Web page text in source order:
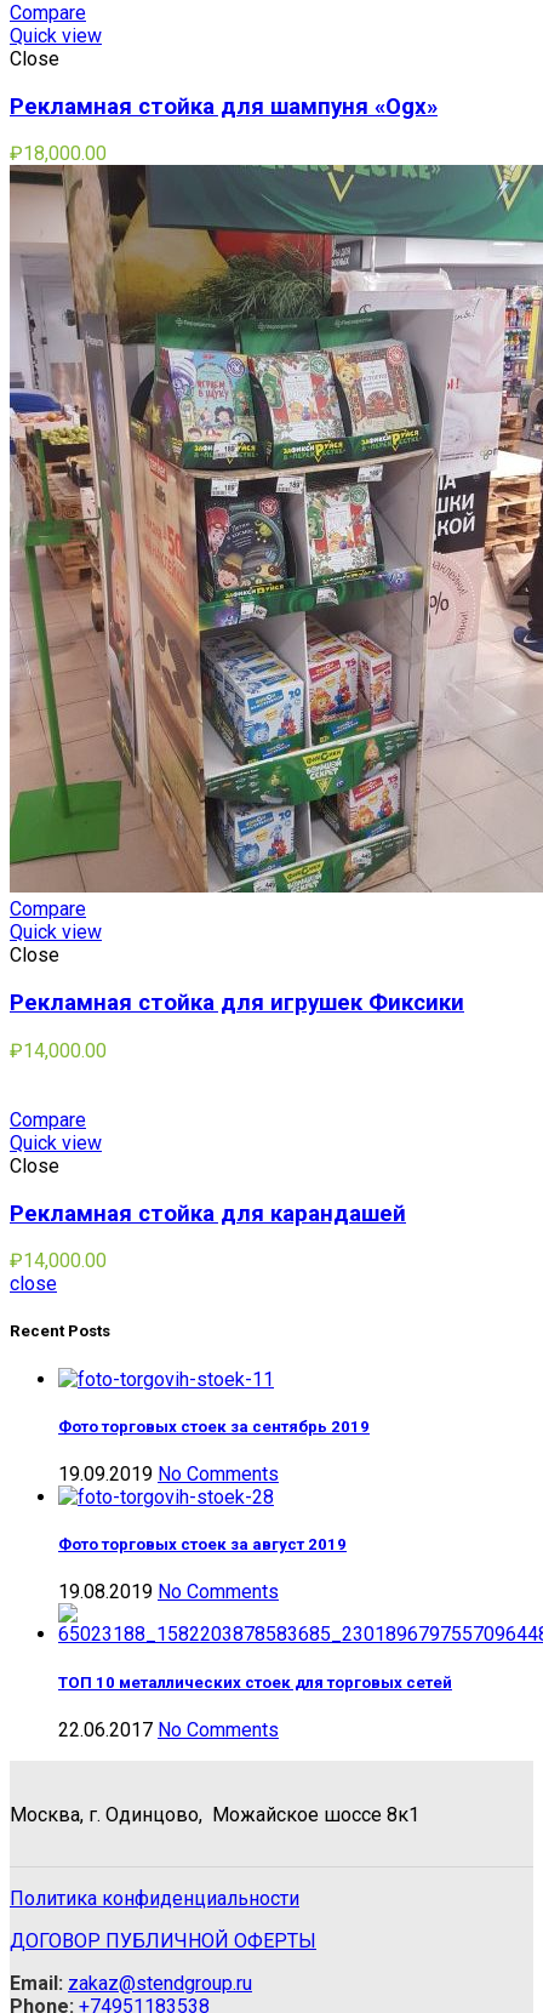
Compare
Quick view
Close
Рекламная стойка для шампуня «Ogx»
₽18,000.00
Compare
Quick view
Close
Рекламная стойка для игрушек Фиксики
₽14,000.00
Compare
Quick view
Close
Рекламная стойка для карандашей
₽14,000.00
close
Recent Posts
Фото торговых стоек за сентябрь 2019
19.09.2019 No Comments
Фото торговых стоек за август 2019
19.08.2019 No Comments
ТОП 10 металлических стоек для торговых сетей
22.06.2017 No Comments
Москва, г. Одинцово, Можайское шоссе 8к1
Политика конфиденциальности
ДОГОВОР ПУБЛИЧНОЙ ОФЕРТЫ
Email: zakaz@stendgroup.ru
Phone: +74951183538